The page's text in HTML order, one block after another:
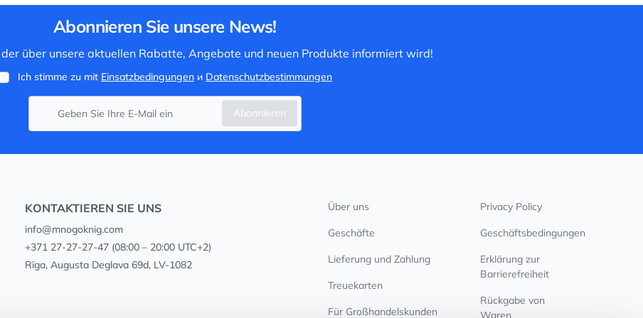
Abonnieren Sie unsere News!
der über unsere aktuellen Rabatte, Angebote und neuen Produkte informiert wird!
Ich stimme zu mit Einsatzbedingungen и Datenschutzbestimmungen
Abonnieren
KONTAKTIEREN SIE UNS
info@mnogoknig.com
+371 27-27-27-47(08:00 – 20:00 UTC+2)
Rīga, Augusta Deglava 69d, LV-1082
Über uns
Geschäfte
Lieferung und Zahlung
Treuekarten
Für Großhandelskunden
Privacy Policy
Geschäftsbedingungen
Erklärung zur
Barrierefreiheit
Rückgabe von
Waren